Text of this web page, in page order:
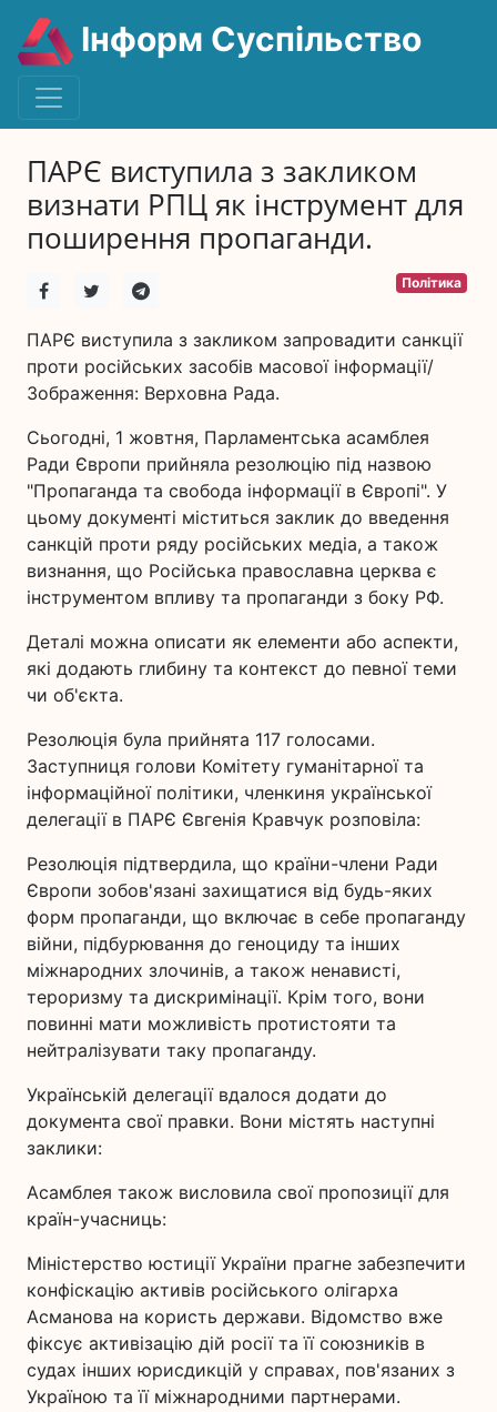
Інформ Суспільство
ПАРЄ виступила з закликом
визнати РПЦ як інструмент для
поширення пропаганди.
Політика
ПАРЄ виступила з закликом запровадити санкції
проти російських засобів масової інформації/
Зображення: Верховна Рада.
Сьогодні, 1 жовтня, Парламентська асамблея
Ради Європи прийняла резолюцію під назвою
"Пропаганда та свобода інформації в Європі". У
цьому документі міститься заклик до введення
санкцій проти ряду російських медіа, а також
визнання, що Російська православна церква є
інструментом впливу та пропаганди з боку РФ.
Деталі можна описати як елементи або аспекти,
які додають глибину та контекст до певної теми
чи об'єкта.
Резолюція була прийнята 117 голосами.
Заступниця голови Комітету гуманітарної та
інформаційної політики, членкиня української
делегації в ПАРЄ Євгенія Кравчук розповіла:
Резолюція підтвердила, що країни-члени Ради
Європи зобов'язані захищатися від будь-яких
форм пропаганди, що включає в себе пропаганду
війни, підбурювання до геноциду та інших
міжнародних злочинів, а також ненависті,
тероризму та дискримінації. Крім того, вони
повинні мати можливість протистояти та
нейтралізувати таку пропаганду.
Українській делегації вдалося додати до
документа свої правки. Вони містять наступні
заклики:
Асамблея також висловила свої пропозиції для
країн-учасниць:
Міністерство юстиції України прагне забезпечити
конфіскацію активів російського олігарха
Асманова на користь держави. Відомство вже
фіксує активізацію дій росії та її союзників в
судах інших юрисдикцій у справах, пов'язаних з
Україною та її міжнародними партнерами.